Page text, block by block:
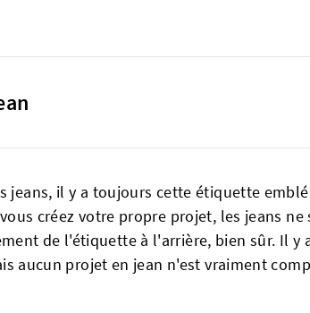
jeans, il y a toujours cette étiquette
créez votre propre projet, les jeans ne
de l'étiquette à l'arrière, bien sûr. Il y
aucun projet en jean n'est vraiment